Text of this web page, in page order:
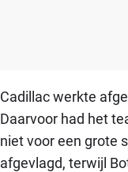
Cadillac werkte
Daarvoor had het
niet voor een grote
afgevlagd, terwijl